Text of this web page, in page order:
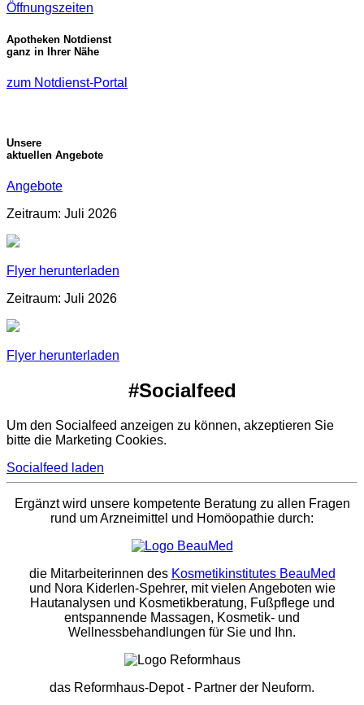
Öffnungszeiten
Apotheken Notdienst
ganz in Ihrer Nähe
zum Notdienst-Portal
Unsere
aktuellen Angebote
Angebote
Zeitraum: Juli 2026
Flyer herunterladen
Zeitraum: Juli 2026
Flyer herunterladen
#Socialfeed
Um den Socialfeed anzeigen zu können, akzeptieren Sie
bitte die Marketing Cookies.
Socialfeed laden
Ergänzt wird unsere kompetente Beratung zu allen Fragen
rund um Arzneimittel und Homöopathie durch:
die Mitarbeiterinnen des Kosmetikinstitutes BeauMed
und Nora Kiderlen-Spehrer, mit vielen Angeboten wie
Hautanalysen und Kosmetikberatung, Fußpflege und
entspannende Massagen, Kosmetik- und
Wellnessbehandlungen für Sie und Ihn.
das Reformhaus-Depot- Partner der Neuform.